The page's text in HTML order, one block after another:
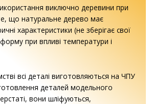
виключно деревини при
що натуральне дерево має
характеристики (не зберігає свої
форму при впливі температури і
всі деталі виготовляються на ЧПУ
деталей модельного
вони шліфуються,